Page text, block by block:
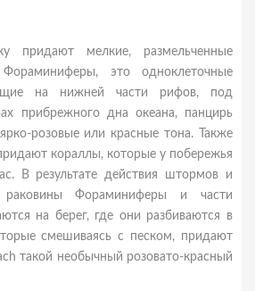
придают мелкие, размельченные
это одноклеточные
на нижней части рифов, под
прибрежного дна океана, панцирь
розовые или красные тона. Также
кораллы, которые у побережья
В результате действия штормов и
Фораминиферы и части
на берег, где они разбиваются в
смешиваясь с песком, придают
такой необычный розовато-красный